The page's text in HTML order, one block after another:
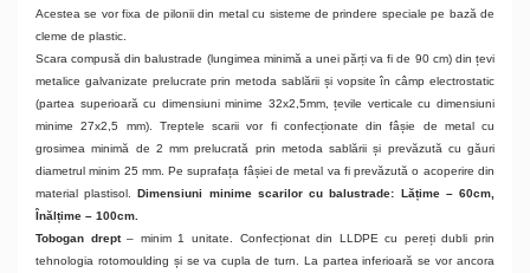
Acestea se vor fixa de pilonii din metal cu sisteme de prindere speciale pe bază de
cleme de plastic.
Scara compusă din balustrade (lungimea minimă a unei părți va fi de 90 cm) din țevi
metalice galvanizate prelucrate prin metoda sablării și vopsite în câmp electrostatic
(partea superioară cu dimensiuni minime 32x2,5mm, țevile verticale cu dimensiuni
minime 27x2,5 mm). Treptele scarii vor fi confecționate din fâșie de metal cu
grosimea minimă de 2 mm prelucrată prin metoda sablării și prevăzută cu găuri
diametrul minim 25 mm. Pe suprafața fâșiei de metal va fi prevăzută o acoperire din
material plastisol.Dimensiuni minime scarilor cu balustrade: Lățime – 60cm,
Înălțime – 100cm.
Tobogan drept– minim 1 unitate. Confecționat din LLDPE cu pereți dubli prin
tehnologia rotomoulding și se va cupla de turn. La partea inferioară se vor ancora